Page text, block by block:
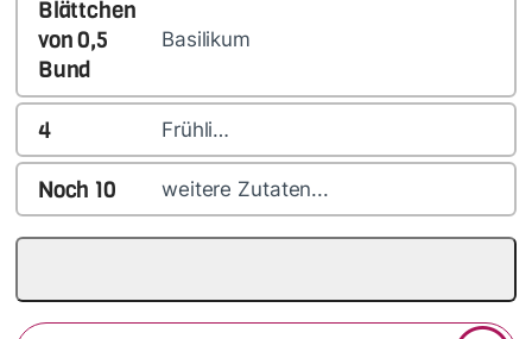
Blättchen
von0,5
Bund
Basilikum
4 Frühli…
Noch 10 weitere Zutaten...